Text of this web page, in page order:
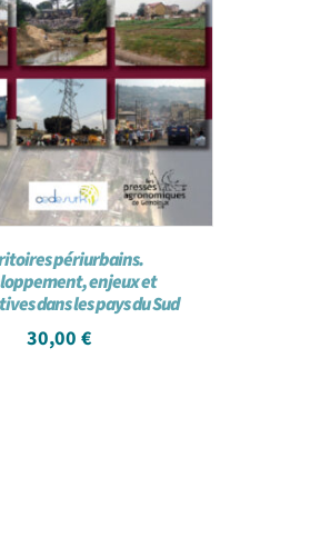
périurbains.
enjeux et
dans les pays du Sud
30,00 €